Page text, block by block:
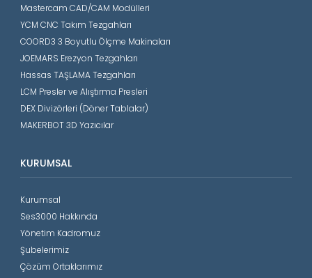
Mastercam CAD/CAM Modülleri
YCM CNC Takım Tezgahları
COORD3 3 Boyutlu Ölçme Makinaları
JOEMARS Erezyon Tezgahları
Hassas TAŞLAMA Tezgahları
LCM Presler ve Alıştırma Presleri
DEX Divizörleri (Döner Tablalar)
MAKERBOT 3D Yazıcılar
KURUMSAL
Kurumsal
Ses3000 Hakkında
Yönetim Kadromuz
Şubelerimiz
Çözüm Ortaklarımız